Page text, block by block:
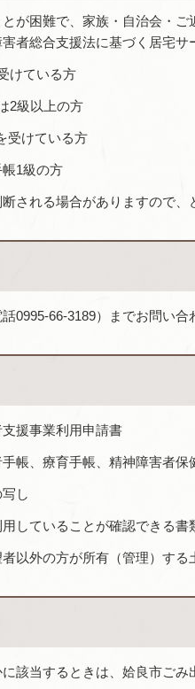
が困難で、家族・自治会・
者総合支援法に基づく居宅
けている方
2級以上の方
受けている方
帳1級の方
される場合がありますので、
0995-66-3189）までお問い合
援事業利用申請書
帳、療育手帳、精神障害者保
し
していることが確認できる書
以外の方が所有（管理）す
該当するときは、姶良市ごみ